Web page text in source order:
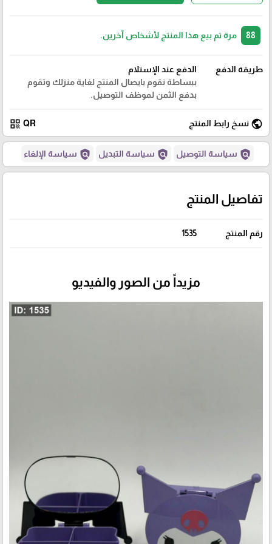
مرة تم بيع هذا المنتج لأشخاص آخرين.
طريقة الدفع
الدفع عند الإستلام
ببساطة نقوم بايصال المنتج لغاية منزلك وتقوم
بدفع الثمن لموظف التوصيل.
public نسخ رابط المنتج QR
qr_code
policy سياسة التوصيل policy سياسة التبديل policy سياسة الإلغاء
تفاصيل المنتج
رقم المنتج 1535
مزيداً من الصور والفيديو